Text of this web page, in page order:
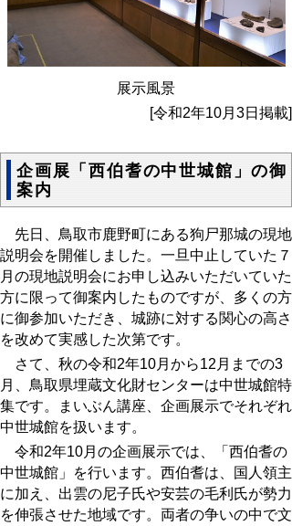
展示風景
[令和2年10月3日掲載]
企画展「西伯耆の中世城館」の御
案内
先日、鳥取市鹿野町にある狗尸那城の現地
説明会を開催しました。一旦中止していた７
月の現地説明会にお申し込みいただいていた
方に限って御案内したものですが、多くの方
に御参加いただき、城跡に対する関心の高さ
を改めて実感した次第です。
さて、秋の令和2年10月から12月までの3
月、鳥取県埋蔵文化財センターは中世城館特
集です。まいぶん講座、企画展示でそれぞれ
中世城館を扱います。
令和2年10月の企画展示では、「西伯耆の
中世城館」を行います。西伯耆は、国人領主
に加え、出雲の尼子氏や安芸の毛利氏が勢力
を伸張させた地域です。両者の争いの中で文